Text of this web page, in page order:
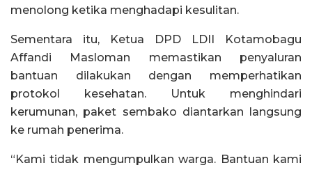
menolong ketika menghadapi kesulitan.
Sementara itu, Ketua DPD LDII Kotamobagu
Affandi Masloman memastikan penyaluran
bantuan dilakukan dengan memperhatikan
protokol kesehatan. Untuk menghindari
kerumunan, paket sembako diantarkan langsung
ke rumah penerima.
“Kami tidak mengumpulkan warga. Bantuan kami